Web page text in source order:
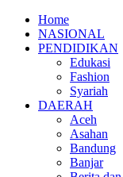
Home
NASIONAL
PENDIDIKAN
Edukasi
Fashion
Syariah
DAERAH
Aceh
Asahan
Bandung
Banjar